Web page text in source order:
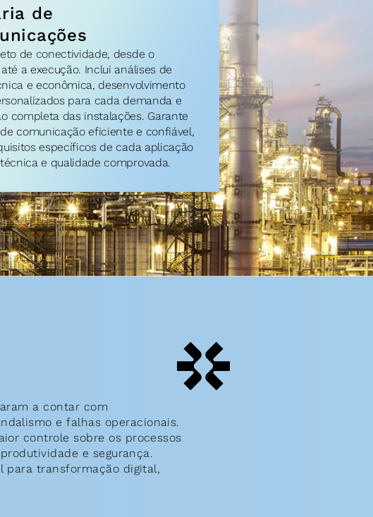
de
de conectividade, desde o
a execução. Inclui análises de
e econômica, desenvolvimento
para cada demanda e
completa das instalações. Garante
comunicação eficiente e confiável,
específicos de cada aplicação
e qualidade comprovada.
a contar com
e falhas operacionais.
controle sobre os processos
e segurança.
para transformação digital,